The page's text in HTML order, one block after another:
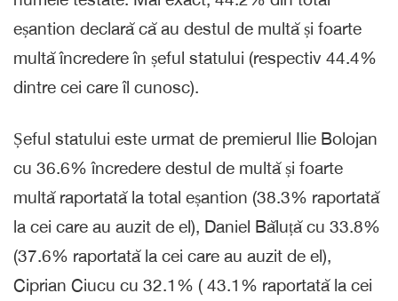
eșantion declară că au destul de multă și foarte
multă încredere în șeful statului (respectiv 44.4%
dintre cei care îl cunosc).
Șeful statului este urmat de premierul Ilie Bolojan
cu 36.6% încredere destul de multă și foarte
multă raportată la total eșantion (38.3% raportată
la cei care au auzit de el), Daniel Băluță cu 33.8%
(37.6% raportată la cei care au auzit de el),
Ciprian Ciucu cu 32.1% ( 43.1% raportată la cei